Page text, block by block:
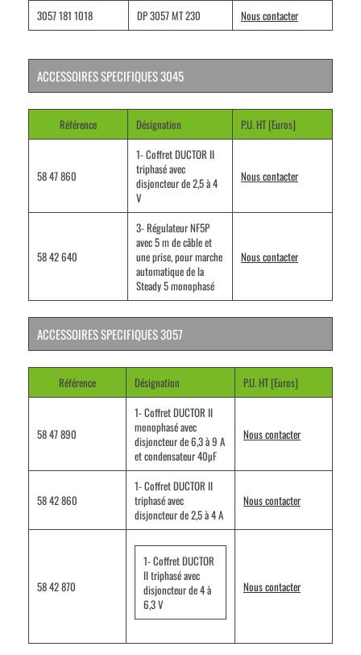
3057 181 1018 DP 3057 MT 230 Nous contacter
ACCESSOIRESSPECIFIQUES 3045
Référence Désignation P.U. HT [Euros]
58 47 860
1- Coffret DUCTOR II
triphasé avec
disjoncteur de 2,5 à 4
V
Nous contacter
58 42 640
3- Régulateur NF5P
avec 5 m de câble et
une prise, pour marche
automatique de la
Steady 5 monophasé
Nous contacter
ACCESSOIRESSPECIFIQUES 3057
Référence Désignation P.U. HT [Euros]
58 47 890
1- Coffret DUCTOR II
monophasé avec
disjoncteur de 6,3 à 9 A
et condensateur 40µF
Nous contacter
58 42 860
1- Coffret DUCTOR II
triphasé avec
disjoncteur de 2,5 à 4 A
Nous contacter
58 42 870
1- Coffret DUCTOR
II triphasé avec
disjoncteur de 4 à
6,3 V
Nous contacter